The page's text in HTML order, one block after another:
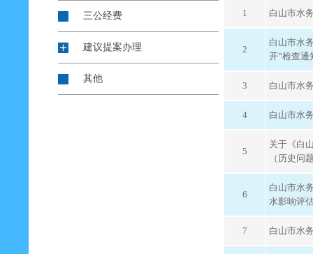
1 白山市水
2
白山市水
开”检查通
3 白山市水
4 白山市水
5
关于《白
（历史问
6
白山市水
水影响评
7 白山市水
三公经费
建议提案办理
其他